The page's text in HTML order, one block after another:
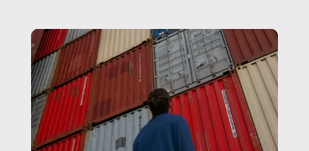
Trends
UX Design
Weleto